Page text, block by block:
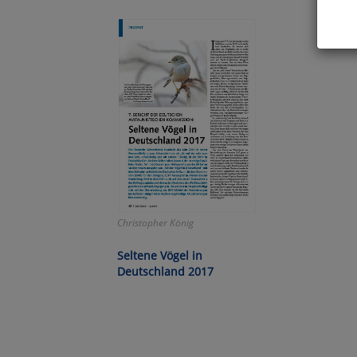
Christopher König
Seltene Vögel in
Deutschland 2017